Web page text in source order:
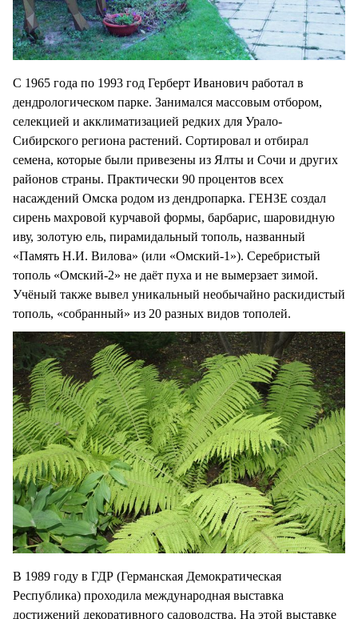
С 1965 года по 1993 год Герберт Иванович работал в
дендрологическом парке. Занимался массовым отбором,
селекцией и акклиматизацией редких для Урало-
Сибирского региона растений. Сортировал и отбирал
семена, которые были привезены из Ялты и Сочи и других
районов страны. Практически 90 процентов всех
насаждений Омска родом из дендропарка. ГЕНЗЕ создал
сирень махровой курчавой формы, барбарис, шаровидную
иву, золотую ель, пирамидальный тополь, названный
«Память Н.И. Вилова» (или «Омский-1»). Серебристый
тополь «Омский-2» не даёт пуха и не вымерзает зимой.
Учёный также вывел уникальный необычайно раскидистый
тополь, «собранный» из 20 разных видов тополей.
В 1989 году в ГДР (Германская Демократическая
Республика) проходила международная выставка
достижений декоративного садоводства. На этой выставке